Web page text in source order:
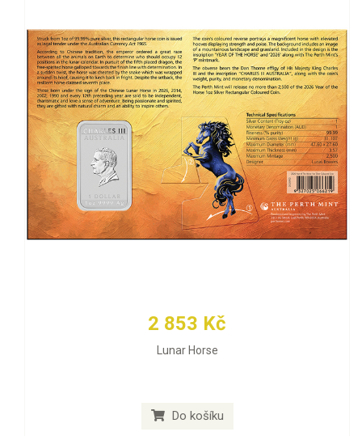
2 853 Kč
Lunar Horse
Do košíku